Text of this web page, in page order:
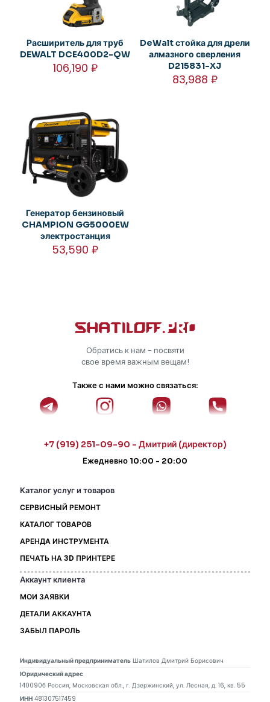
Расширитель для труб
DEWALT DCE400D2-QW
106,190 ₽
DeWalt стойка для дрели
алмазного сверления
D215831-XJ
83,988 ₽
Генератор бензиновый
CHAMPION GG5000EW
электростанция
53,590₽
Обратись к нам - посвяти
свое время важным вещам!
Также с нами можно связаться:
+7 (919) 251-09-90 - Дмитрий (директор)
Ежедневно 10:00 - 20:00
Каталог услуг и товаров
СЕРВИСНЫЙ РЕМОНТ
КАТАЛОГ ТОВАРОВ
АРЕНДА ИНСТРУМЕНТА
ПЕЧАТЬ НА 3D ПРИНТЕРЕ
Аккаунт клиента
МОИ ЗАЯВКИ
ДЕТАЛИ АККАУНТА
ЗАБЫЛ ПАРОЛЬ
Индивидуальный предприниматель Шатилов Дмитрий Борисович
Юридический адрес
140090б Россия, Московская обл., г. Дзержинский, ул. Лесная, д. 16, кв. 55
ИНН 481307517459